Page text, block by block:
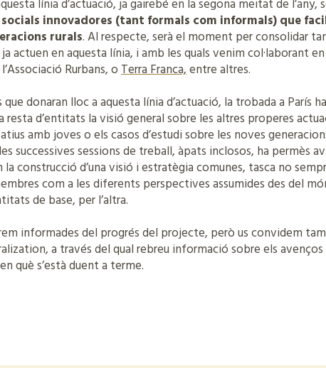
línia d’actuació, ja gairebé en la segona meitat de l’any,
innovadores (tant formals com informals) que
rurals. Al respecte, serà el moment per consolidar
actuen en aquesta línia, i amb les quals venim col·laborant
Rurbans, oTerra Franca,entre altres.
donaran lloc a aquesta línia d’actuació, la trobada a París
d’entitats la visió general sobre les altres properes
amb joves o els casos d’estudi sobre les noves
successives sessions de treball, àpats inclosos, ha permès
construcció d’una visió i estratègia comunes, tasca no
com a les diferents perspectives assumides des del
de base, per l’altra.
informades del progrés del projecte, però us convidem
a través del qual rebreu informació sobre els avenços
què s’està duent a terme.